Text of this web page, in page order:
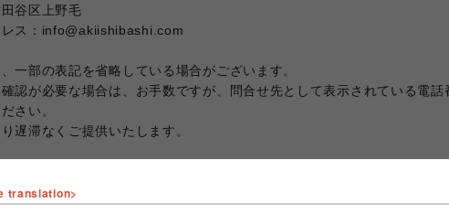
谷区上野毛
レス：info@akiishibashi.com
一部の表記を省略している場合がございます。
認が必要な場合は、お手数ですが、問合せ先として表示されている電話
さい。
遅滞なくご提供いたします。
translation>